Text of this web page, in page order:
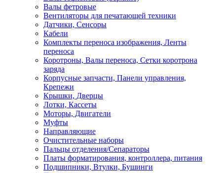
Валы фетровые
Вентиляторы для печатающей техники
Датчики, Сенсоры
Кабели
Комплекты переноса изображения, Ленты
переноса
Коротроны, Валы переноса, Сетки коротрона
заряда
Корпусные запчасти, Панели управления,
Крепежи
Крышки, Дверцы
Лотки, Кассеты
Моторы, Двигатели
Муфты
Направляющие
Очистительные наборы
Пальцы отделения/Сепараторы
Платы форматирования, контроллера, питания
Подшипники, Втулки, Бушинги